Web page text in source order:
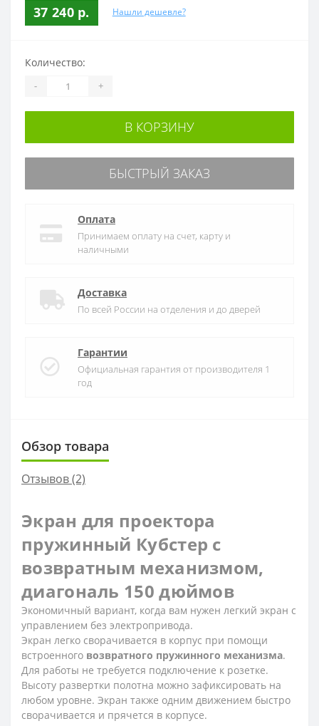
37 240 р. Нашли дешевле?
Количество:
- +
В КОРЗИНУ
БЫСТРЫЙ ЗАКАЗ
Оплата
Принимаем оплату на счет, карту и
наличными
Доставка
По всей России на отделения и до дверей
Гарантии
Официальная гарантия от производителя 1
год
Обзор товара
Отзывов (2)
Экран для проектора
пружинный Кубстер с
возвратным механизмом,
диагональ 150 дюймов
Экономичный вариант, когда вам нужен легкий экран с
управлением без электропривода.
Экран легко сворачивается в корпус при помощи
встроенного возвратного пружинного механизма.
Для работы не требуется подключение к розетке.
Высоту развертки полотна можно зафиксировать на
любом уровне. Экран также одним движением быстро
сворачивается и прячется в корпусе.